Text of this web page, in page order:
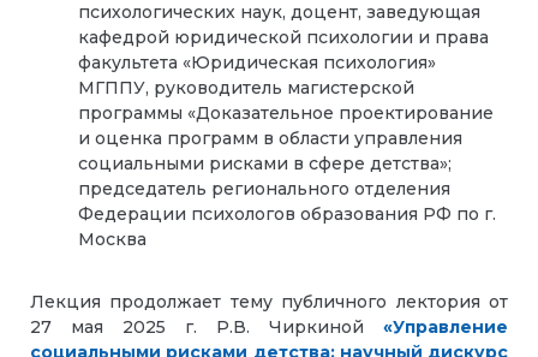
психологических наук, доцент, заведующая
кафедрой юридической психологии и права
факультета «Юридическая психология»
МГППУ, руководитель магистерской
программы «Доказательное проектирование
и оценка программ в области управления
социальными рисками в сфере детства»;
председатель регионального отделения
Федерации психологов образования РФ по г.
Москва
Лекция продолжает тему публичного лектория от
27 мая 2025 г. Р.В. Чиркиной «Управление
социальными рисками детства: научный дискурс